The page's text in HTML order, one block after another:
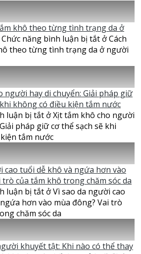
khô theo từng tình trạng da ở
Chức năng bình luận bị tắt ở Cách
theo từng tình trạng da ở người
người hay di chuyển: Giải pháp giữ
không có điều kiện tắm nước
luận bị tắt ở Xịt tắm khô cho người
pháp giữ cơ thể sạch sẽ khi
tắm nước
cao tuổi dễ khô và ngứa hơn vào
trò của tắm khô trong chăm sóc da
luận bị tắt ở Vì sao da người cao
hơn vào mùa đông? Vai trò
chăm sóc da
khuyết tật: Khi nào có thể thay